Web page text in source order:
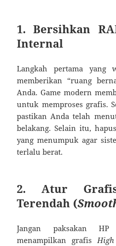
1. Bersihkan
Internal
Langkah pertama yang
memberikan “ruang
Anda. Game modern
untuk memproses grafis.
pastikan Anda telah
belakang. Selain itu, hapus
yang menumpuk agar
terlalu berat.
2. Atur
Terendah (
Jangan paksakan
menampilkan grafis High